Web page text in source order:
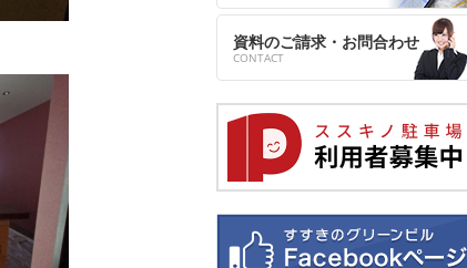
資料のご請求・お問合わせ